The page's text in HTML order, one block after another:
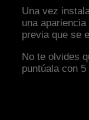
Una vez
una
previa que se
No te olvides
puntúala con